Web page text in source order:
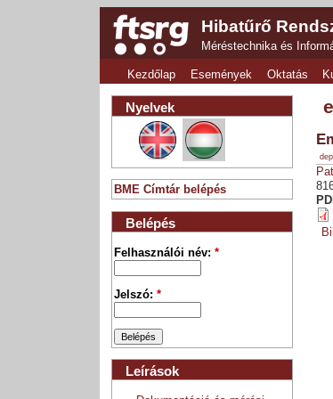
Hibatűrő
Méréstechnika és
Kezdőlap Események Oktatás
Nyelvek
BME Címtár belépés
Belépés
Felhasználói név:*
Jelszó:*
Leírások